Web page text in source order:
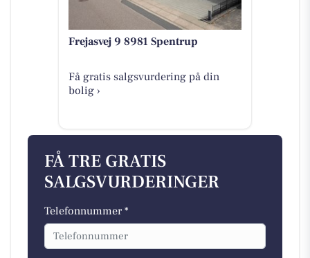
Frejasvej 9 8981 Spentrup
Få gratis salgsvurdering på din
bolig ›
FÅ TRE GRATIS
SALGSVURDERINGER
Telefonnummer *